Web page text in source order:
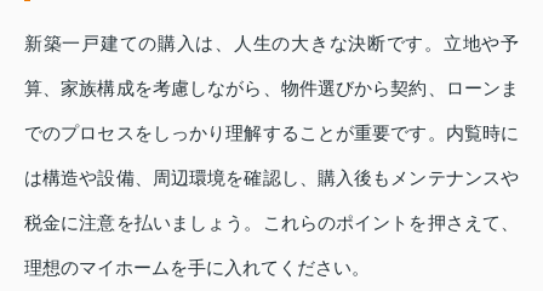
新築一戸建ての購入は、人生の大きな決断です。立地や予
算、家族構成を考慮しながら、物件選びから契約、ローンま
でのプロセスをしっかり理解することが重要です。内覧時に
は構造や設備、周辺環境を確認し、購入後もメンテナンスや
税金に注意を払いましょう。これらのポイントを押さえて、
理想のマイホームを手に入れてください。